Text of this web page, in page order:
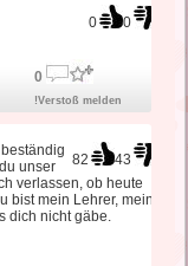
0 0
0
!Verstoß melden
82 43
unser
verlassen, ob heute
bist mein Lehrer, mein
dich nicht gäbe.